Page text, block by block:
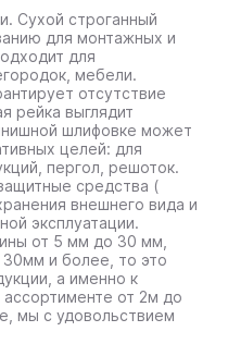
Сухой строганный
для монтажных и
для
мебели.
отсутствие
рейка выглядит
шлифовке может
целей: для
пергол, решоток.
средства (
внешнего вида и
эксплуатации.
от 5 мм до 30 мм,
и более, то это
а именно к
от 2м до
мы с удовольствием